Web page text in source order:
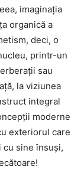
imaginaţia
organică a
deci, o
printr-un
sau
la viziunea
integral
moderne
exteriorul care
sine însuşi,